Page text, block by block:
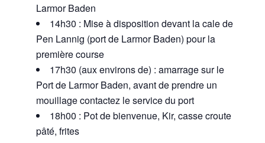
Larmor Baden
14h30 : Mise à disposition devant la cale de
Pen Lannig (port de Larmor Baden) pour la
première course
17h30 (aux environs de) : amarrage sur le
Port de Larmor Baden, avant de prendre un
mouillage contactez le service du port
18h00 : Pot de bienvenue, Kir, casse croute
pâté, frites